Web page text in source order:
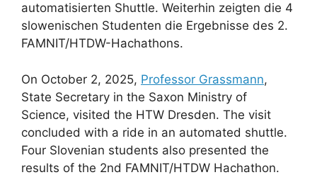
automatisierten Shuttle. Weiterhin zeigten die 4
slowenischen Studenten die Ergebnisse des 2.
FAMNIT/HTDW-Hachathons.
On October 2, 2025, Professor Grassmann,
State Secretary in the Saxon Ministry of
Science, visited the HTW Dresden. The visit
concluded with a ride in an automated shuttle.
Four Slovenian students also presented the
results of the 2nd FAMNIT/HTDW Hachathon.